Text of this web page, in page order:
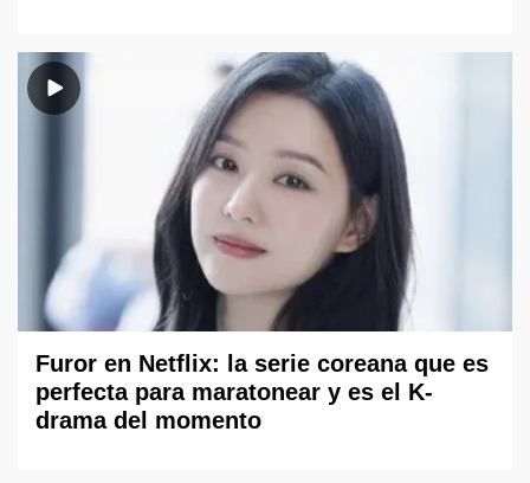
Furor en Netflix: la serie coreana que es
perfecta para maratonear y es el K-
drama del momento